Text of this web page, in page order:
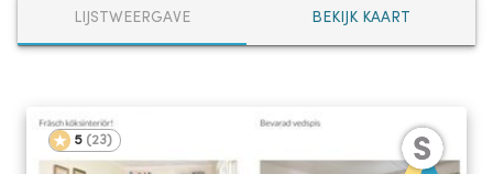
LIJSTWEERGAVE BEKIJK KAART
5 (23)